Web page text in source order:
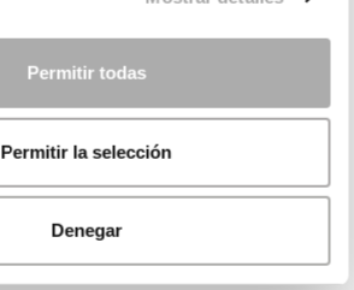
Permitir todas
Permitir la selección
Denegar